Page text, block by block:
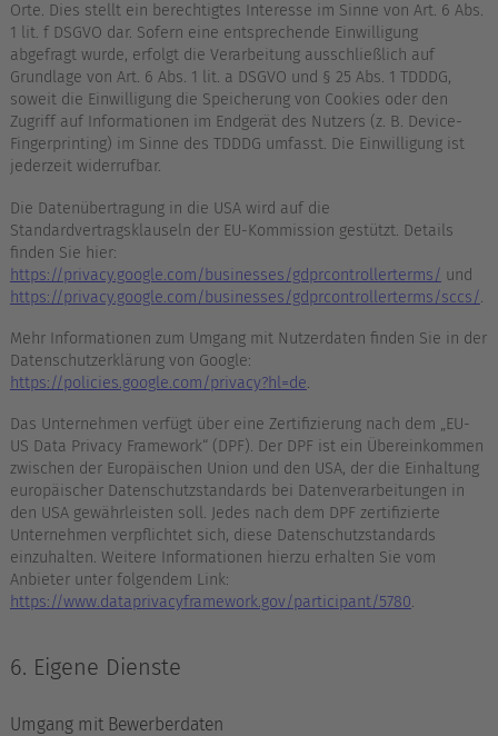
Orte. Dies stellt ein berechtigtes Interesse im Sinne von Art. 6 Abs.
1 lit. f DSGVO dar. Sofern eine entsprechende Einwilligung
abgefragt wurde, erfolgt die Verarbeitung ausschließlich auf
Grundlage von Art. 6 Abs. 1 lit. a DSGVO und § 25 Abs. 1 TDDDG,
soweit die Einwilligung die Speicherung von Cookies oder den
Zugriff auf Informationen im Endgerät des Nutzers (z. B. Device-
Fingerprinting) im Sinne des TDDDG umfasst. Die Einwilligung ist
jederzeit widerrufbar.
Die Datenübertragung in die USA wird auf die
Standardvertragsklauseln der EU-Kommission gestützt. Details
finden Sie hier:
https://privacy.google.com/businesses/gdprcontrollerterms/ und
https://privacy.google.com/businesses/gdprcontrollerterms/sccs/.
Mehr Informationen zum Umgang mit Nutzerdaten finden Sie in der
Datenschutzerklärung von Google:
https://policies.google.com/privacy?hl=de.
Das Unternehmen verfügt über eine Zertifizierung nach dem „EU-
US Data Privacy Framework“ (DPF). Der DPF ist ein Übereinkommen
zwischen der Europäischen Union und den USA, der die Einhaltung
europäischer Datenschutzstandards bei Datenverarbeitungen in
den USA gewährleisten soll. Jedes nach dem DPF zertifizierte
Unternehmen verpflichtet sich, diese Datenschutzstandards
einzuhalten. Weitere Informationen hierzu erhalten Sie vom
Anbieter unter folgendem Link:
https://www.dataprivacyframework.gov/participant/5780.
6. Eigene Dienste
Umgang mit Bewerberdaten